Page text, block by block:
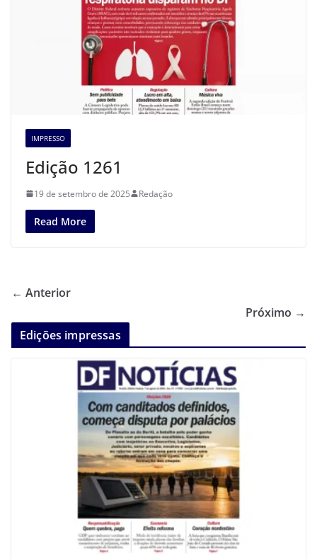
IMPRESSO
Edição 1261
19 de setembro de 2025 Redação
Read More
← Anterior
Próximo →
Edições impressas